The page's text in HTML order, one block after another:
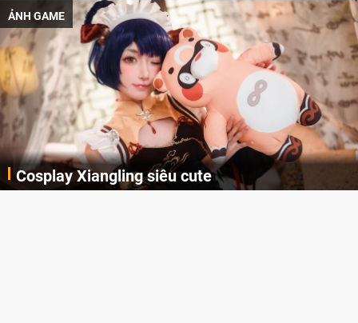
ẢNH GAME
Cosplay Xiangling siêu cute